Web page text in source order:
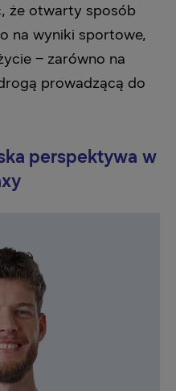
że otwarty sposób
na wyniki sportowe,
– zarówno na
prowadzącą do
perspektywa w